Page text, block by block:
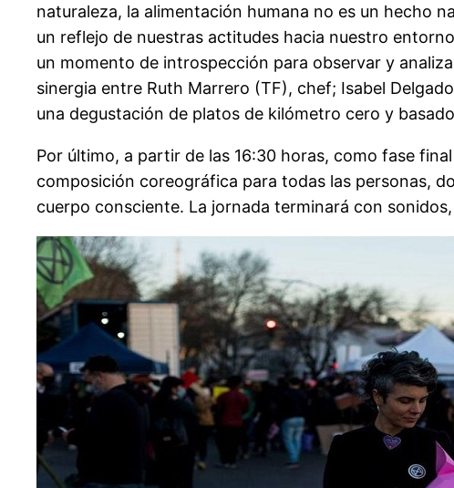
naturaleza, la alimentación humana no es un hecho
un reflejo de nuestras actitudes hacia nuestro
un momento de introspección para observar y
sinergia entre Ruth Marrero (TF), chef; Isabel
una degustación de platos de kilómetro cero y
Por último, a partir de las 16:30 horas, como fase
composición coreográfica para todas las personas,
cuerpo consciente. La jornada terminará con